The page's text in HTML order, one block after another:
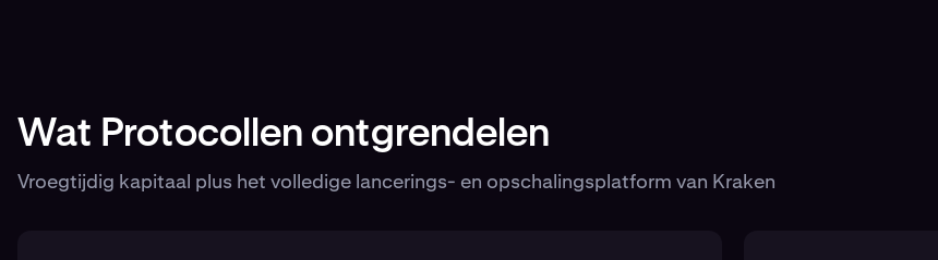
Wat Protocollen ontgrendelen
Vroegtijdig kapitaal plus het volledige lancerings- en opschalingsplatform van Kraken